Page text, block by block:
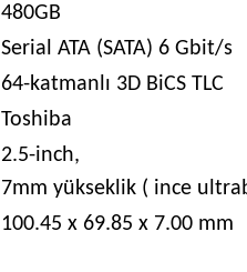
480GB
Serial ATA (SATA) 6 Gbit/s
64-katmanlı 3D BiCS TLC
Toshiba
2.5-inch,
7mm yükseklik ( ince
100.45 x 69.85 x 7.00 mm